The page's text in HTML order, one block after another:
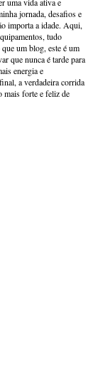
jornada, desafios e
importa a idade. Aqui,
tudo
um blog, este é um
que nunca é tarde para
energia e
a verdadeira corrida
mais forte e feliz de